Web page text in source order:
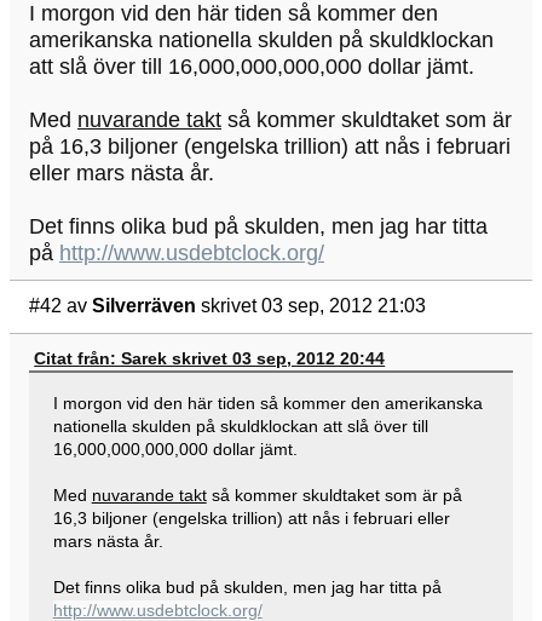
I morgon vid den här tiden så kommer den
amerikanska nationella skulden på skuldklockan
att slå över till 16,000,000,000,000 dollar jämt.
Med nuvarande takt så kommer skuldtaket som är
på 16,3 biljoner (engelska trillion) att nås i februari
eller mars nästa år.
Det finns olika bud på skulden, men jag har titta
på http://www.usdebtclock.org/
#42 av Silverräven skrivet 03 sep, 2012 21:03
Citat från: Sarek skrivet 03 sep, 2012 20:44
I morgon vid den här tiden så kommer den amerikanska
nationella skulden på skuldklockan att slå över till
16,000,000,000,000 dollar jämt.
Med nuvarande taktså kommer skuldtaket som är på
16,3 biljoner (engelska trillion) att nås i februari eller
mars nästa år.
Det finns olika bud på skulden, men jag har titta på
http://www.usdebtclock.org/